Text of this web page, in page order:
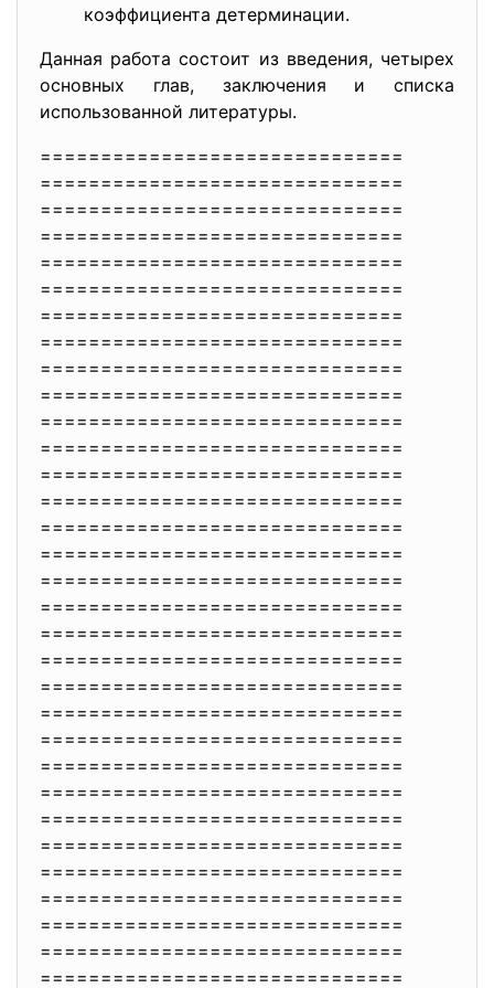
коэффициента детерминации.
Данная работа состоит из введения, четырех
основных глав, заключения и списка
использованной литературы.
==============================
==============================
==============================
==============================
==============================
==============================
==============================
==============================
==============================
==============================
==============================
==============================
==============================
==============================
==============================
==============================
==============================
==============================
==============================
==============================
==============================
==============================
==============================
==============================
==============================
==============================
==============================
==============================
==============================
==============================
==============================
==============================